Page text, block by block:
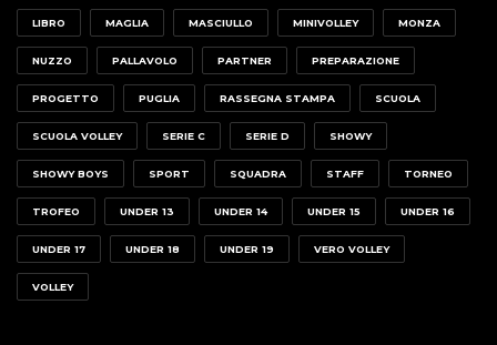
LIBRO MAGLIA MASCIULLO MINIVOLLEY MONZA
NUZZO PALLAVOLO PARTNER PREPARAZIONE
PROGETTO PUGLIA RASSEGNA STAMPA SCUOLA
SCUOLA VOLLEY SERIE C SERIE D SHOWY
SHOWY BOYS SPORT SQUADRA STAFF TORNEO
TROFEO UNDER 13 UNDER 14 UNDER 15 UNDER 16
UNDER 17 UNDER 18 UNDER 19 VERO VOLLEY
VOLLEY